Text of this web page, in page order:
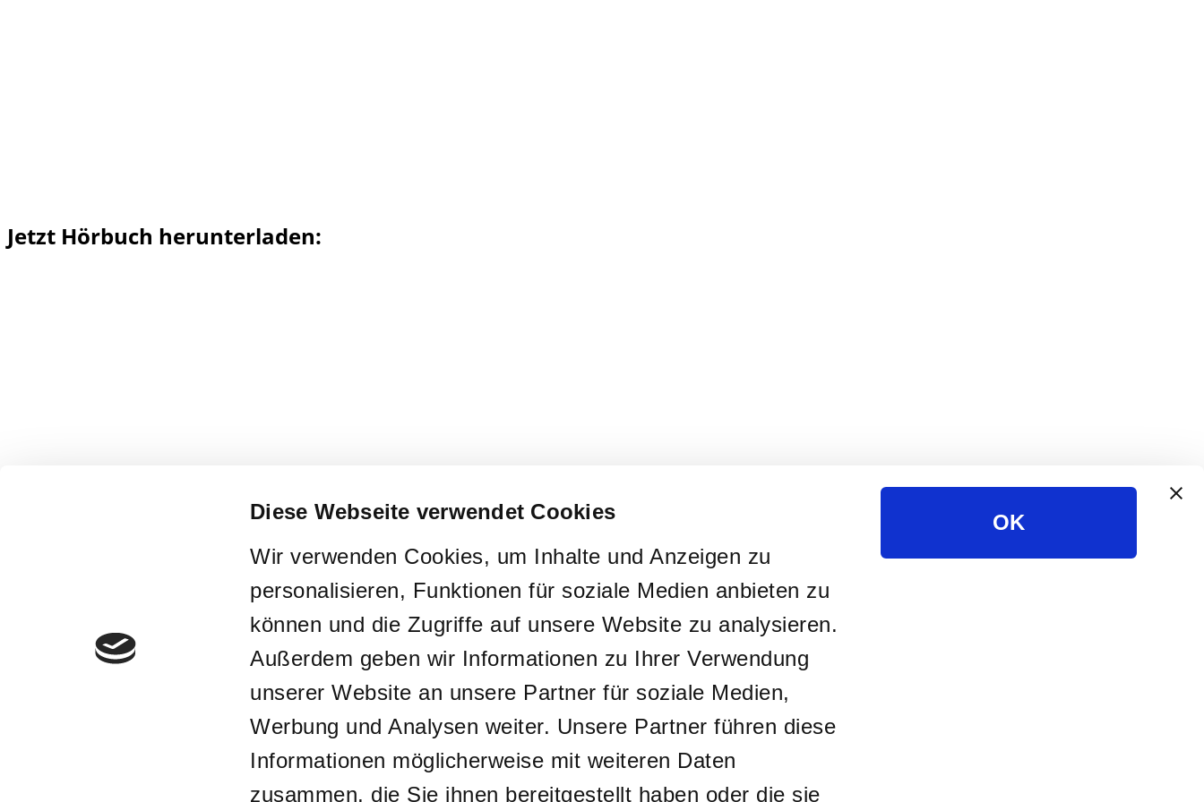
Diese Webseite verwendet Cookies
Wir verwenden Cookies, um Inhalte und Anzeigen zu
personalisieren, Funktionen für soziale Medien anbieten zu
können und die Zugriffe auf unsere Website zu analysieren.
Außerdem geben wir Informationen zu Ihrer Verwendung
unserer Website an unsere Partner für soziale Medien,
Werbung und Analysen weiter. Unsere Partner führen diese
Informationen möglicherweise mit weiteren Daten
zusammen, die Sie ihnen bereitgestellt haben oder die sie
OK
Jetzt Hörbuch herunterladen: